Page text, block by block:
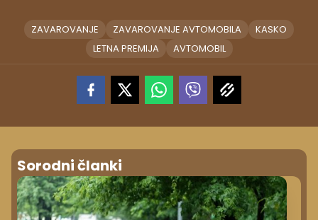
ZAVAROVANJE ZAVAROVANJE AVTOMOBILA
KASKO
LETNA PREMIJA
AVTOMOBIL
Sorodni članki